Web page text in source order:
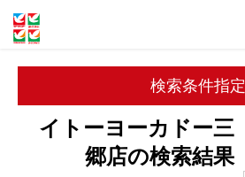
検索条件指定
イトーヨーカドー三
郷店の検索結果